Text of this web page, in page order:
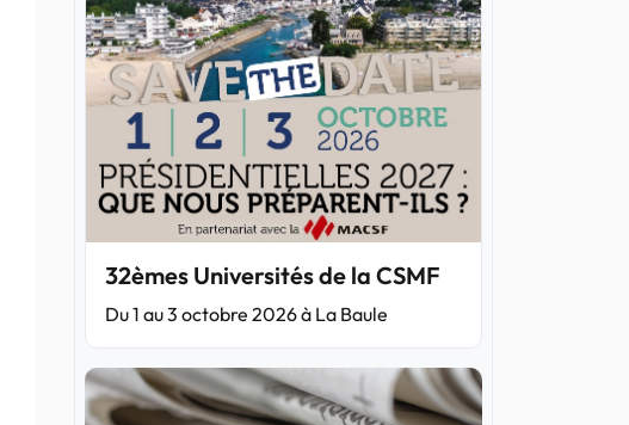
32èmes Universités de la CSMF
Du 1 au 3 octobre 2026 à La Baule